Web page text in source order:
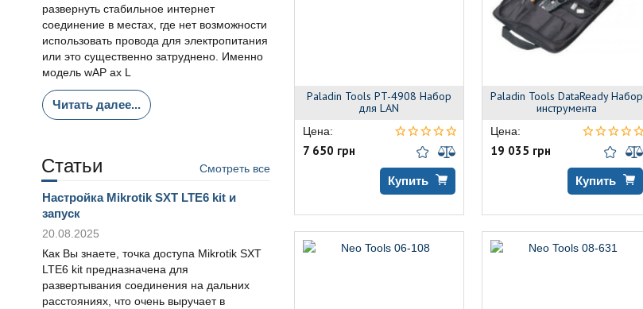
развернуть стабильное интернет
соединение в местах, где нет возможности
использовать провода для электропитания
или это существенно затруднено. Именно
модель wAP ax L
Читать далее...
Статьи Смотреть все
Настройка Mikrotik SXT LTE6 kit и
запуск
20.08.2025
Как Вы знаете, точка доступа Mikrotik SXT
LTE6 kit предназначена для
развертывания соединения на дальних
расстояниях, что очень выручает в
Paladin Tools PT-4908 Набор
для LAN
Цена:
7 650 грн
Купить
Paladin Tools DataReady Набор
инструмента
Цена:
19 035 грн
Купить